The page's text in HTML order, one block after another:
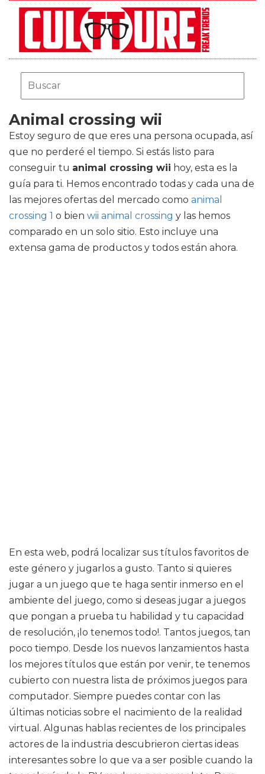
Animal crossing wii
Estoy seguro de que eres una persona ocupada, así
que no perderé el tiempo. Si estás listo para
conseguir tu animal crossing wii hoy, esta es la
guía para ti. Hemos encontrado todas y cada una de
las mejores ofertas del mercado como animal
crossing 1 o bien wii animal crossing y las hemos
comparado en un solo sitio. Esto incluye una
extensa gama de productos y todos están ahora.
En esta web, podrá localizar sus títulos favoritos de
este género y jugarlos a gusto. Tanto si quieres
jugar a un juego que te haga sentir inmerso en el
ambiente del juego, como si deseas jugar a juegos
que pongan a prueba tu habilidad y tu capacidad
de resolución, ¡lo tenemos todo!. Tantos juegos, tan
poco tiempo. Desde los nuevos lanzamientos hasta
los mejores títulos que están por venir, te tenemos
cubierto con nuestra lista de próximos juegos para
computador. Siempre puedes contar con las
últimas noticias sobre el nacimiento de la realidad
virtual. Algunas hablas recientes de los principales
actores de la industria descubrieron ciertas ideas
interesantes sobre lo que va a ser posible cuando la